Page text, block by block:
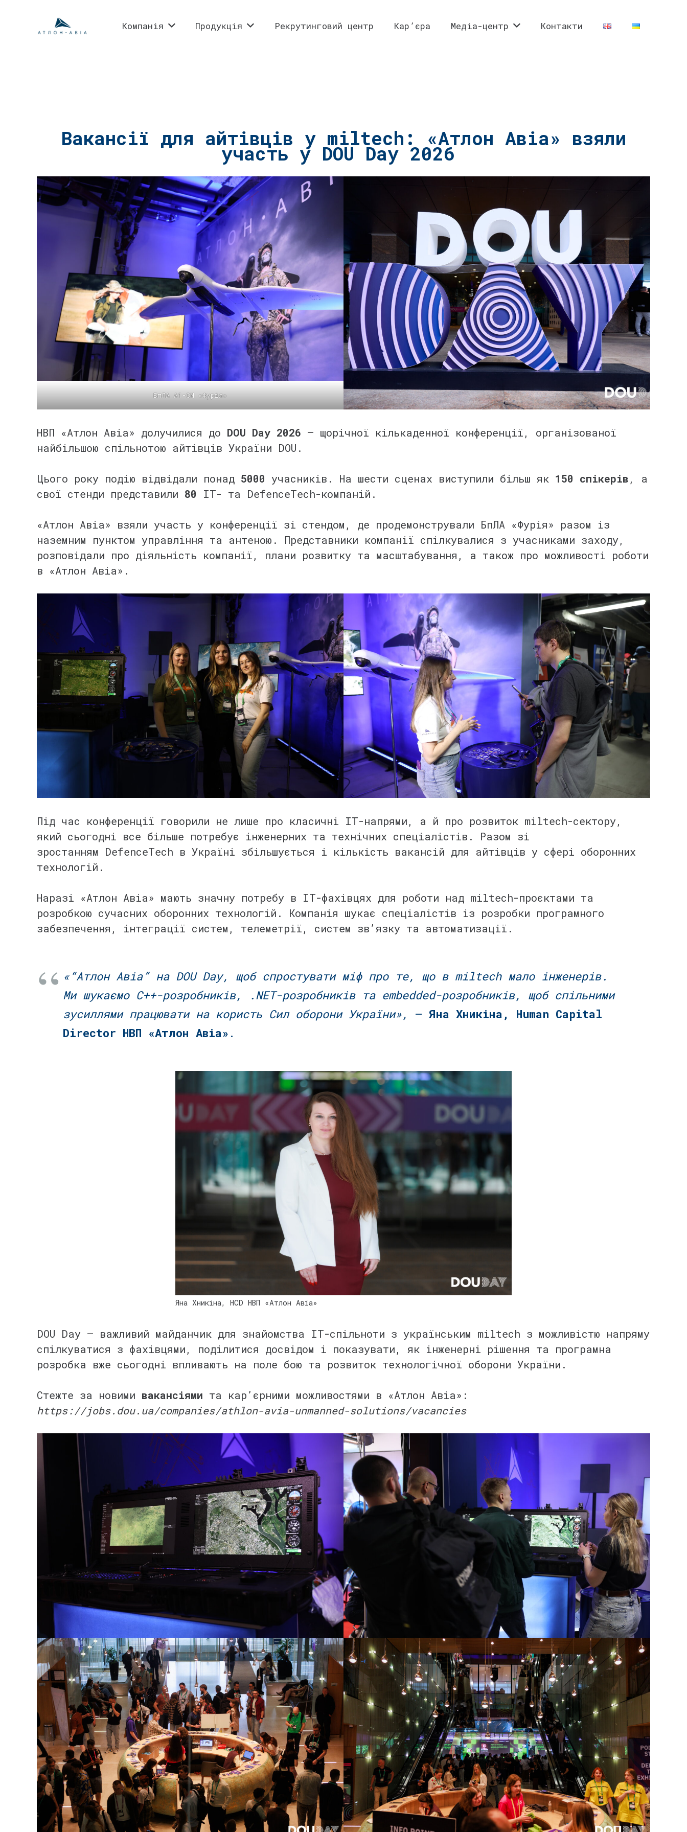
Компанія Продукція Рекрутинговий центр Кар’єра Медіа-центр Контакти
Вакансії для айтівців у miltech: «Атлон Авіа» взяли
участь у DOU Day 2026
БпЛА А1-СМ «Фурія»
НВП «Атлон Авіа» долучилися до DOU Day 2026 — щорічної кількаденної конференції, організованої
найбільшою спільнотою айтівців України DOU.
Цього року подію відвідали понад 5000 учасників. На шести сценах виступили більш як 150 спікерів, а
свої стенди представили 80 IT- та DefenceTech-компаній.
«Атлон Авіа» взяли участь у конференції зі стендом, де продемонстрували БпЛА «Фурія» разом із
наземним пунктом управління та антеною. Представники компанії спілкувалися з учасниками заходу,
розповідали про діяльність компанії, плани розвитку та масштабування, а також про можливості роботи
в «Атлон Авіа».
Під час конференції говорили не лише про класичні IT-напрями, а й про розвиток miltech-сектору,
який сьогодні все більше потребує інженерних та технічних спеціалістів. Разом зі
зростанням DefenceTech в Україні збільшується і кількість вакансій для айтівців у сфері оборонних
технологій.
Наразі «Атлон Авіа» мають значну потребу в IT-фахівцях для роботи над miltech-проєктами та
розробкою сучасних оборонних технологій. Компанія шукає спеціалістів із розробки програмного
забезпечення, інтеграції систем, телеметрії, систем зв’язку та автоматизації.
«“Атлон Авіа” на DOU Day, щоб спростувати міф про те, що в miltech мало інженерів.
Ми шукаємо C++-розробників, .NET-розробників та embedded-розробників, щоб спільними
зусиллями працювати на користь Сил оборони України», — Яна Хникіна, Human Capital
Director НВП «Атлон Авіа» .
Яна Хникіна, HCD НВП «Атлон Авіа»
DOU Day – важливий майданчик для знайомства IT-спільноти з українським miltech з можливістю напряму
спілкуватися з фахівцями, поділитися досвідом і показувати, як інженерні рішення та програмна
розробка вже сьогодні впливають на поле бою та розвиток технологічної оборони України.
Стежте за новими вакансіями та кар’єрними можливостями в «Атлон Авіа»:
https://jobs.dou.ua/companies/athlon-avia-unmanned-solutions/vacancies